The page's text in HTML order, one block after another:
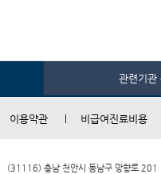
관련기관
이용약관 비급여진료비용
(31116) 충남 천안시 동남구 망향로 201